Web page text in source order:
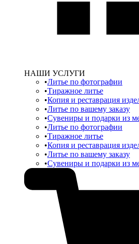
НАШИ УСЛУГИ
Литье по фотографии
Тиражное литье
Копия и реставрация
Литье по вашему заказу
Сувениры и подарки из
Литье по фотографии
Тиражное литье
Копия и реставрация
Литье по вашему заказу
Сувениры и подарки из